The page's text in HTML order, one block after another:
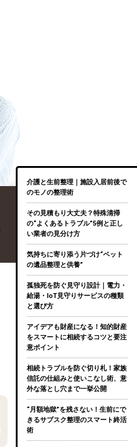
介護と生前整理｜施設入居前後で
のモノの整理術
その見積もり大丈夫？特殊清掃
の“よくあるトラブル”5例と正し
い業者の見分け方
気持ちに寄り添う片づけ“ペット
の遺品整理と供養”
孤独死を防ぐ見守り設計｜電力・
給湯・IoT見守りサービスの種類
と選び方
アイデアも財産になる！知的財産
をスマートに相続するコツと要注
意ポイント
相続トラブルを防ぐ切り札！家族
信託の仕組みと使いこなし術、意
外な落とし穴まで一挙公開
“月額地獄”を残さない！生前にで
きるサブスク整理のスマート終活
術